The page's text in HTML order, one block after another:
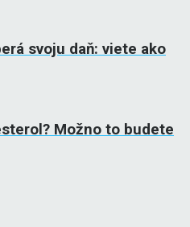
svoju daň: viete ako
Možno to budete